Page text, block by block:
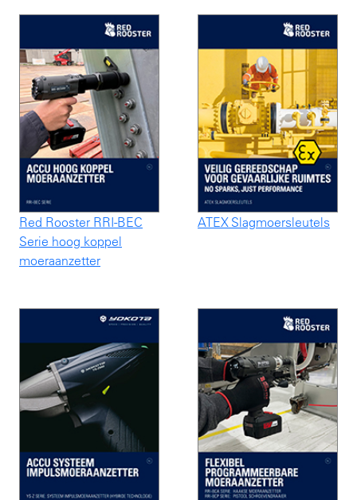
Red Rooster RRI-BEC
Serie hoog koppel
moeraanzetter
ATEX Slagmoersleutels